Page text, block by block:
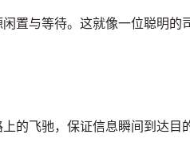
置与等待。这就像一位聪明的
的飞驰，保证信息瞬间到达目